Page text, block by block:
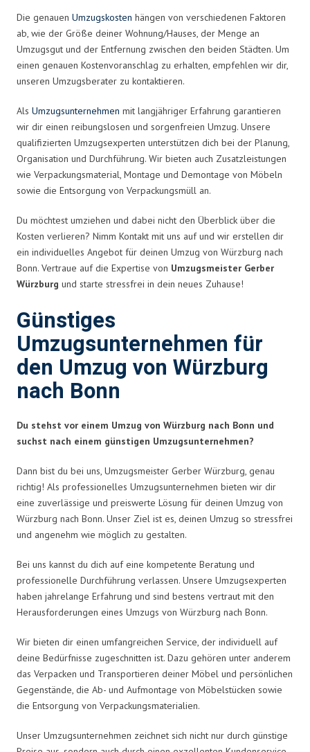
Die genauen Umzugskosten hängen von verschiedenen Faktoren
ab, wie der Größe deiner Wohnung/Hauses, der Menge an
Umzugsgut und der Entfernung zwischen den beiden Städten. Um
einen genauen Kostenvoranschlag zu erhalten, empfehlen wir dir,
unseren Umzugsberater zu kontaktieren.
Als Umzugsunternehmen mit langjähriger Erfahrung garantieren
wir dir einen reibungslosen und sorgenfreien Umzug. Unsere
qualifizierten Umzugsexperten unterstützen dich bei der Planung,
Organisation und Durchführung. Wir bieten auch Zusatzleistungen
wie Verpackungsmaterial, Montage und Demontage von Möbeln
sowie die Entsorgung von Verpackungsmüll an.
Du möchtest umziehen und dabei nicht den Überblick über die
Kosten verlieren? Nimm Kontakt mit uns auf und wir erstellen dir
ein individuelles Angebot für deinen Umzug von Würzburg nach
Bonn. Vertraue auf die Expertise von Umzugsmeister Gerber
Würzburg und starte stressfrei in dein neues Zuhause!
Günstiges
Umzugsunternehmen für
den Umzug von Würzburg
nach Bonn
Du stehst vor einem Umzug von Würzburg nach Bonn und
suchst nach einem günstigen Umzugsunternehmen?
Dann bist du bei uns, Umzugsmeister Gerber Würzburg, genau
richtig! Als professionelles Umzugsunternehmen bieten wir dir
eine zuverlässige und preiswerte Lösung für deinen Umzug von
Würzburg nach Bonn. Unser Ziel ist es, deinen Umzug so stressfrei
und angenehm wie möglich zu gestalten.
Bei uns kannst du dich auf eine kompetente Beratung und
professionelle Durchführung verlassen. Unsere Umzugsexperten
haben jahrelange Erfahrung und sind bestens vertraut mit den
Herausforderungen eines Umzugs von Würzburg nach Bonn.
Wir bieten dir einen umfangreichen Service, der individuell auf
deine Bedürfnisse zugeschnitten ist. Dazu gehören unter anderem
das Verpacken und Transportieren deiner Möbel und persönlichen
Gegenstände, die Ab- und Aufmontage von Möbelstücken sowie
die Entsorgung von Verpackungsmaterialien.
Unser Umzugsunternehmen zeichnet sich nicht nur durch günstige